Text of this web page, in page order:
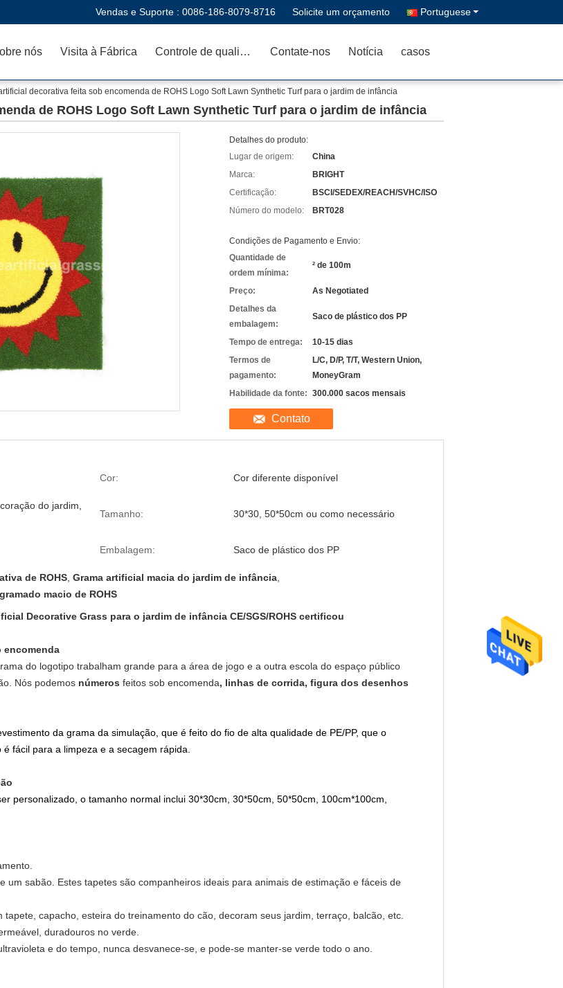
Vendas e Suporte : 0086-186-8079-8716 Solicite um orçamento Portuguese
nós Visita à Fábrica Controle de qualidade Contate-nos Notícia casos
decorativa feita sob encomenda de ROHS Logo Soft Lawn Synthetic Turf para o jardim de infância
de ROHS Logo Soft Lawn Synthetic Turf para o jardim de infância
Detalhes do produto:
Lugar de origem:
China
Marca:
BRIGHT
Certificação:
BSCI/SEDEX/REACH/SVHC/ISO
Número do modelo:
BRT028
Condições de Pagamento e Envio:
Quantidade de
ordem mínima:
² de 100m
Preço:
As Negotiated
Detalhes da
embalagem:
Saco de plástico dos PP
Tempo de entrega:
10-15 dias
Termos de
pagamento:
L/C, D/P, T/T, Western Union,
MoneyGram
Habilidade da fonte: 300.000 sacos mensais
Contato
Cor: Cor diferente disponível
do jardim,
Tamanho: 30*30, 50*50cm ou como necessário
Embalagem: Saco de plástico dos PP
de ROHS Grama artificial macia do jardim de infância
macio de ROHS
Decorative Grass para o jardim de infância CE/SGS/ROHS certificou
do logotipo trabalham grande para a área de jogo e a outra escola do espaço público
Nós podemos números feitos sob encomenda, linhas de corrida, figura dos desenhos
da grama da simulação , que é feito do fio de alta qualidade de PE/PP, que o
fácil para a limpeza e a secagem rápida.
personalizado, o tamanho normal inclui 30*30cm, 30*50cm, 50*50cm, 100cm*100cm,
um sabão. Estes tapetes são companheiros ideais para animais de estimação e fáceis de
capacho, esteira do treinamento do cão, decoram seus jardim, terraço, balcão, etc.
duradouros no verde.
e do tempo, nunca desvanece-se, e pode-se manter-se verde todo o ano.